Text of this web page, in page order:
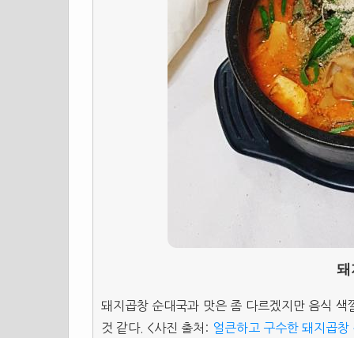
돼
돼지곱창 순대국과 맛은 좀 다르겠지만 음식
것 같다. <사진 출처: 얼큰하고 구수한 돼지곱창